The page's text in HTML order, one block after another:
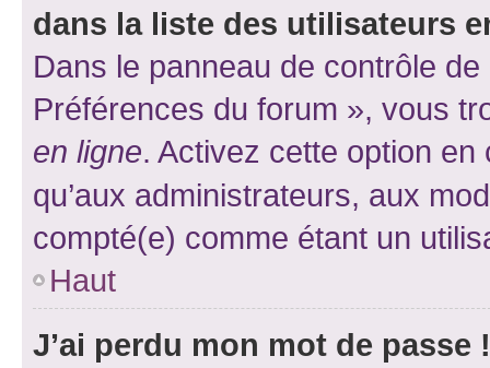
dans la liste des utilisateurs
Dans le panneau de contrôle
Préférences du forum », vous
en ligne. Activez cette option
qu’aux administrateurs, aux
compté(e) comme étant un
Haut
J’ai perdu mon mot de passe !